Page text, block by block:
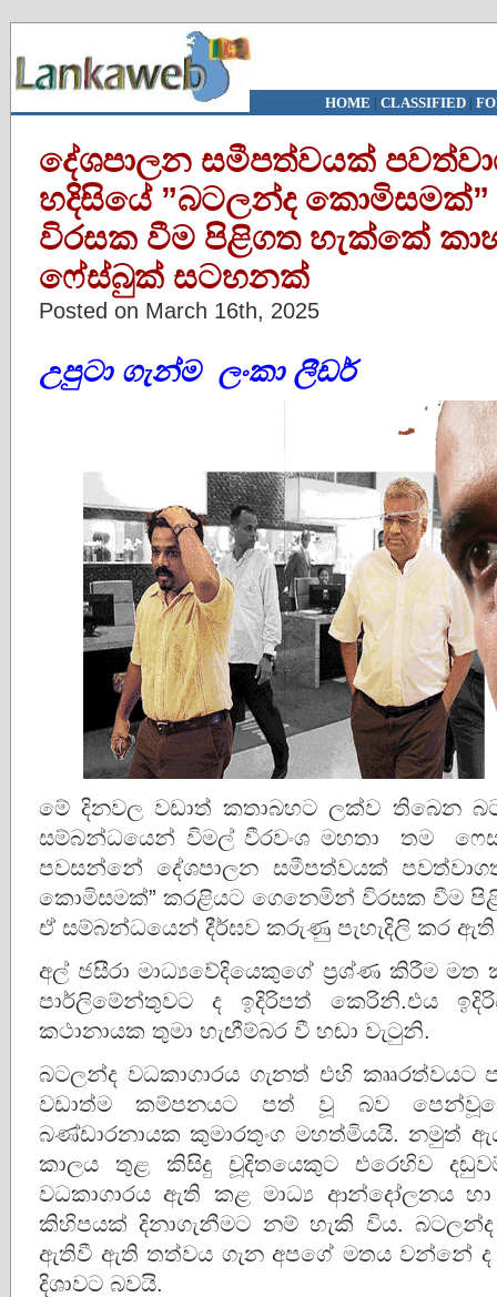
HOME | CLASSIFIED|
දේශපාලන සමීපත්වයක්
හදිසියේ ”‍බටලන්ද
විරසක වීම පිළිගත හැක්කේ
ෆේස්බුක් සටහනක්
Posted on March 16th, 2025
උපුටා ගැන්ම ලංකා ලීඩර්
මේ දිනවල වඩාත් කතාබහට ලක්ව තිබෙන
සම්බන්ධයෙන් විමල් වීරවංශ මහතා තම
පවසන්නේ දේශපාලන සමීපත්වයක්
කොමිසමක්”‍ කරළියට ගෙනෙමින් විරසක වීම
ඒ සම්බන්ධයෙන් දීර්ඝව කරුණු පැහැදිලි කර
අල් ජසීරා මාධ්‍යවේදියෙකුගේ ප‍්‍රශ්ණ කිරීම
පාර්ලිමේන්තුවට ද ඉදිරිපත් කෙරිනි.එය
කථානායක තුමා හැඟීම්බර වී හඬා වැටුනි.
බටලන්ද වධකාගාරය ගැනත් එහි කෲරත්වයට
වඩාත්ම කම්පනයට පත් වූ බව
බණ්ඩාරනායක කුමාරතුංග මහත්මියයි. නමුත්
කාලය තුළ කිසිදු චූදිතයෙකුට එරෙහිව
වධකාගාරය ඇති කළ මාධ්‍ය ආන්දෝලනය
කිහිපයක් දිනාගැනීමට නම් හැකි විය.
ඇතිවී ඇති තත්වය ගැන අපගේ මතය වන්නේ
දිශාවට බවයි.